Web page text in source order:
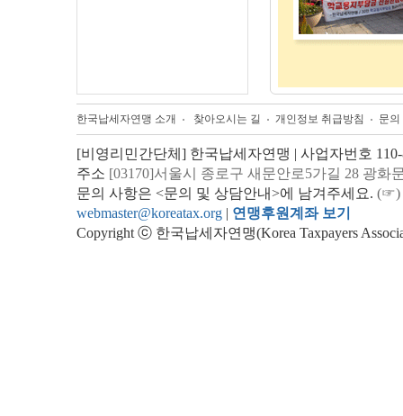
한국납세자연맹 소개 찾아오시는 길 개인정보 취급방침 문
[비영리민간단체] 한국납세자연맹 | 사업자번호
주소 [03170]서울시 종로구 새문안로5가길 28 광화
문의 사항은 <문의 및 상담안내>에 남겨주세요. (☞)
webmaster@koreatax.org | 연맹후원계좌 보기
Copyright ⓒ 한국납세자연맹(Korea Taxpayers